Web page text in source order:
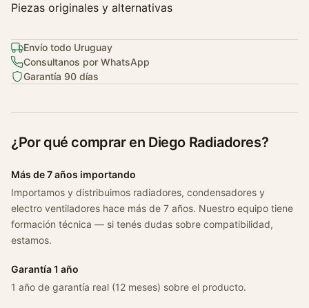
Piezas originales y alternativas
Envío todo Uruguay
Consultanos por WhatsApp
Garantía 90 días
¿Por qué comprar en Diego Radiadores?
Más de 7 años importando
Importamos y distribuimos radiadores, condensadores y
electro ventiladores hace más de 7 años. Nuestro equipo tiene
formación técnica — si tenés dudas sobre compatibilidad,
estamos.
Garantía 1 año
1 año de garantía real (12 meses) sobre el producto.